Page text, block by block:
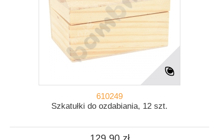
610249
Szkatułki do ozdabiania, 12 szt.